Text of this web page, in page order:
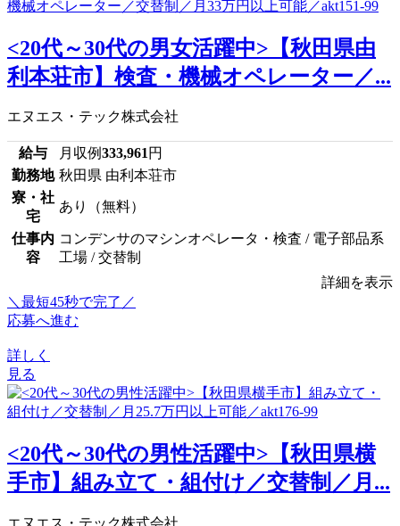
<20代～30代の男女活躍中>【秋田県由
利本荘市】検査・機械オペレーター／...
エヌエス・テック株式会社
給与 月収例333,961円
勤務地 秋田県 由利本荘市
寮・社
宅
あり（無料）
仕事内
容
コンデンサのマシンオペレータ・検査 / 電子部品系
工場 / 交替制
詳細を表示
＼最短45秒で完了／
応募へ進む
詳しく
見る
<20代～30代の男性活躍中>【秋田県横
手市】組み立て・組付け／交替制／月...